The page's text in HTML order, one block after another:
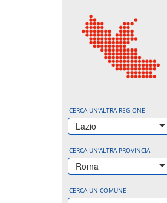
CERCA UN'ALTRA REGIONE
Lazio
CERCA UN'ALTRA PROVINCIA
Roma
CERCA UN COMUNE